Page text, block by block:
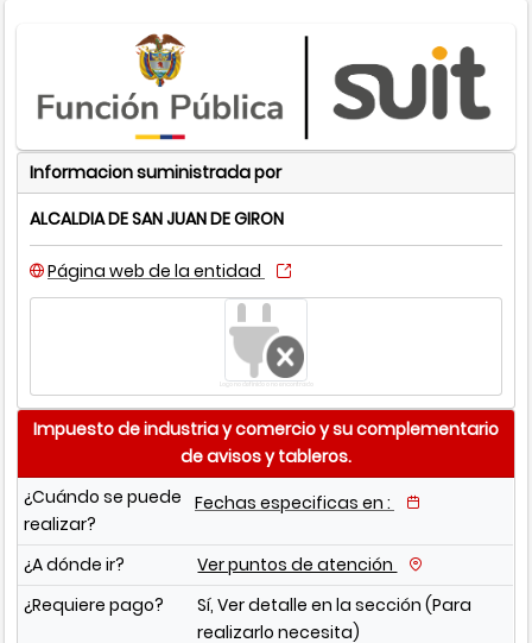
Informacion suministrada por
ALCALDIA DE SAN JUAN DE GIRON
Página web de la entidad
Logo no definido o no encontrado
Impuesto de industria y comercio y su complementario
de avisos y tableros.
¿Cuándo se puede
realizar?
Fechas especificas en :
¿A dónde ir?
Ver puntos de atención
¿Requiere pago?
Sí, Ver detalle en la sección (Para
realizarlo necesita)